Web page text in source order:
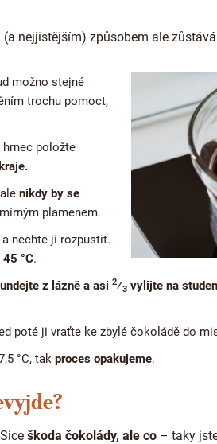
nejjistějším) způsobem ale zůstává
možno stejné
trochu pomoct,
hrnec položte
nikdy by se
plamenem.
a nechte ji rozpustit.
°C.
z lázně a asi 2⁄3 vylijte na
poté ji vraťte ke zbylé čokoládě do
°C, tak proces opakujeme.
škoda čokolády, ale co – taky